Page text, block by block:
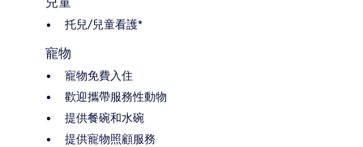
托兒/兒童看護*
寵物
寵物免費入住
歡迎攜帶服務性動物
提供餐碗和水碗
提供寵物照顧服務